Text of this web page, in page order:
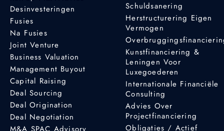
Desinvesteringen
Fusies
Na Fusies
Joint Venture
Business Valuation
Management Buyout
Capital Raising
Deal Sourcing
Deal Origination
Deal Negotiation
M&A SPAC Advisory
Schuldsanering
Herstructurering Eigen
Vermogen
Kunstfinanciering &
Leningen Voor
Luxegoederen
Internationale Financiële
Consulting
Advies Over
Projectfinanciering
Obligaties / Actief